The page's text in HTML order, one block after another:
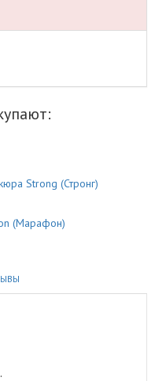
Strong (Стронг)
(Марафон)